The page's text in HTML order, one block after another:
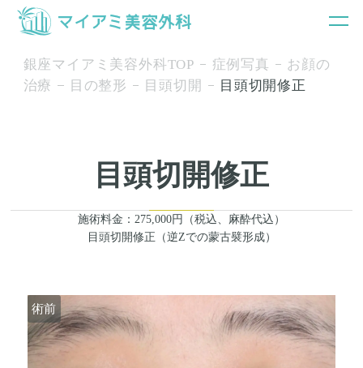
銀座マイアミ美容外科TOP 症例写真
お顔の
治療
目の整形 目頭切開 目頭切開修正
目頭切開修正
施術料金：275,000円（税込、麻酔代込）
目頭切開修正（逆Zでの蒙古襞形成）
術前